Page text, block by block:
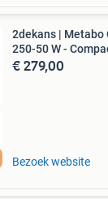
2dekans | Metabo
250-50 W -
€ 279,00
Bezoek website